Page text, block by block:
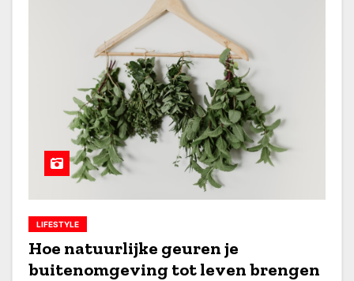
LIFESTYLE
Hoe natuurlijke geuren je
buitenomgeving tot leven brengen